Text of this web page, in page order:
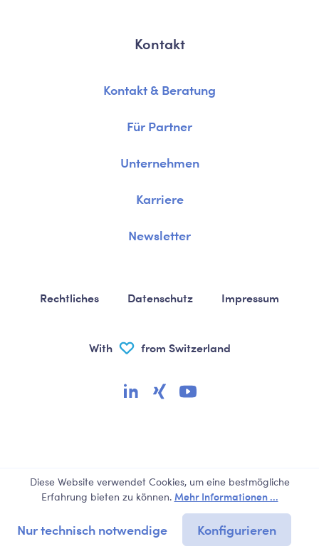
Kontakt
Kontakt & Beratung
Für Partner
Unternehmen
Karriere
Newsletter
Rechtliches Datenschutz Impressum
With from Switzerland
Diese Website verwendet Cookies, um eine bestmögliche
Erfahrung bieten zu können. Mehr Informationen ...
Nur technisch notwendige Konfigurieren